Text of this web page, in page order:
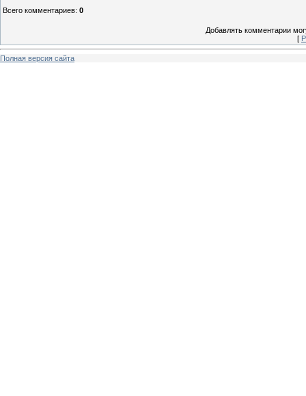
Всего комментариев: 0
Добавлять комментарии
[
Полная версия сайта